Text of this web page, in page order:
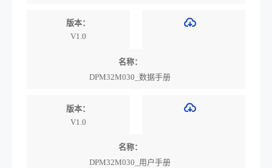
版本：
V1.0
名称：
DPM32M030_数据手册
版本：
V1.0
名称：
DPM32M030_用户手册